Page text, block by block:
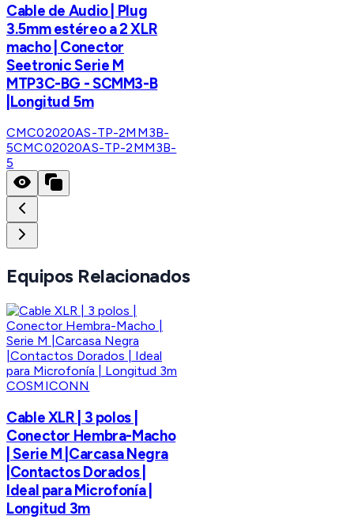
Cable de Audio | Plug
3.5mm estéreo a 2 XLR
macho | Conector
Seetronic Serie M
MTP3C-BG - SCMM3-B
|Longitud 5m
CMC02020AS-TP-2MM3B-
5CMC02020AS-TP-2MM3B-
5
Equipos Relacionados
COSMICONN
Cable XLR | 3 polos |
Conector Hembra-Macho
| Serie M |Carcasa Negra
|Contactos Dorados |
Ideal para Microfonía |
Longitud 3m